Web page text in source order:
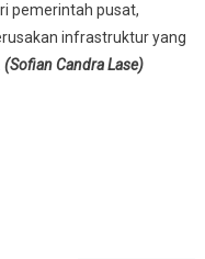
pemerintah pusat,
infrastruktur yang
(Sofian Candra Lase)